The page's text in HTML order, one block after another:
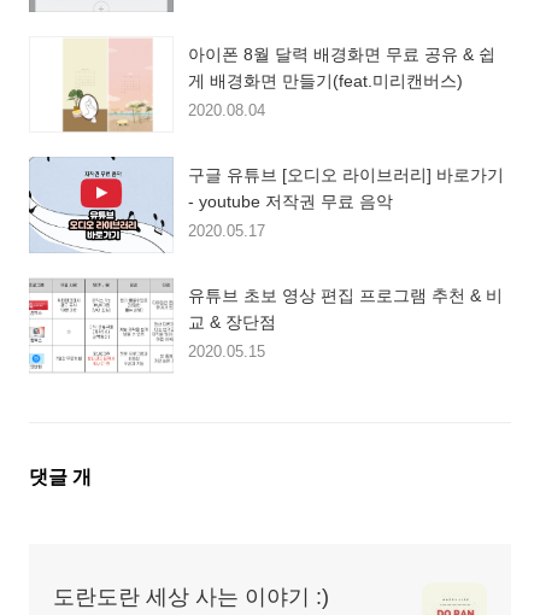
아이폰 8월 달력 배경화면 무료 공유 & 쉽
게 배경화면 만들기(feat.미리캔버스)
2020.08.04
구글 유튜브 [오디오 라이브러리] 바로가기
- youtube 저작권 무료 음악
2020.05.17
유튜브 초보 영상 편집 프로그램 추천 & 비
교 & 장단점
2020.05.15
댓
댓글 개
도란도란 세상 사는 이야기 :)